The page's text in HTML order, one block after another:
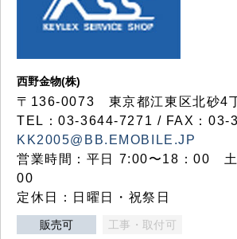
西野金物(株)
〒136-0073 東京都江東区北砂4
TEL：03‐3644‐7271 / FAX：03-
KK2005@BB.EMOBILE.JP
営業時間：平日 7:00〜18：00 土
00
定休日：日曜日・祝祭日
販売可 工事・取付可